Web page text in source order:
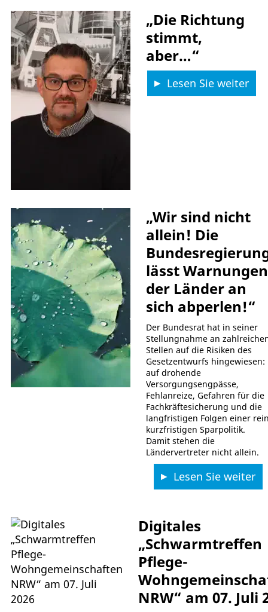
„Die Richtung
stimmt,
aber…“
Lesen Sie weiter
„Wir sind nicht
allein! Die
lässt Warnungen
der Länder an
sich abperlen!“
Der Bundesrat hat in seiner
Stellungnahme an
Stellen auf die Risiken des
Gesetzentwurfs hingewiesen:
auf drohende
Versorgungsengpässe,
Fehlanreize, Gefahren für die
Fachkräftesicherung und die
langfristigen Folgen einer
kurzfristigen Sparpolitik.
Damit stehen die
Ländervertreter nicht allein.
Lesen Sie weiter
Digitales
„Schwarmtreffen
Pflege-
NRW“ am 07. Juli